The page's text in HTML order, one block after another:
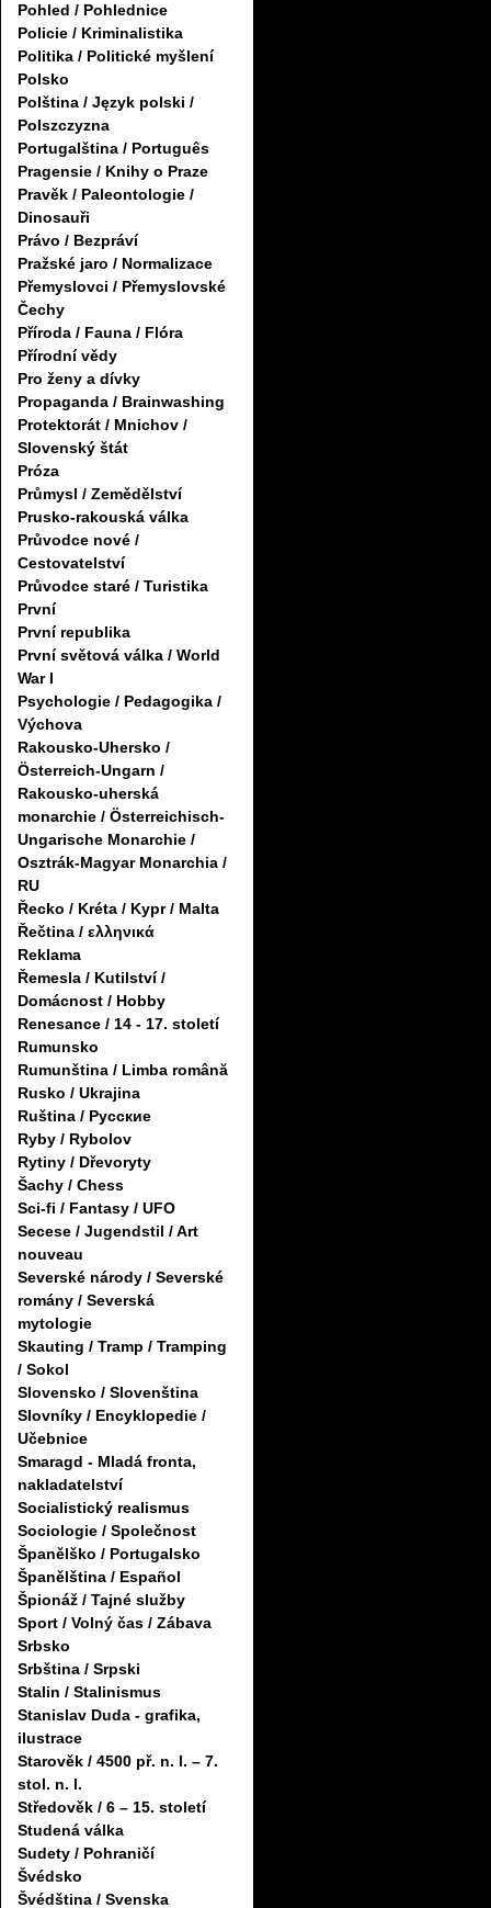
Pohled / Pohlednice
Policie / Kriminalistika
Politika / Politické myšlení
Polsko
Polština / Język polski /
Polszczyzna
Portugalština / Português
Pragensie / Knihy o Praze
Pravěk / Paleontologie /
Dinosauři
Právo / Bezpráví
Pražské jaro / Normalizace
Přemyslovci / Přemyslovské
Čechy
Příroda / Fauna / Flóra
Přírodní vědy
Pro ženy a dívky
Propaganda / Brainwashing
Protektorát / Mnichov /
Slovenský štát
Próza
Průmysl / Zemědělství
Prusko-rakouská válka
Průvodce nové /
Cestovatelství
Průvodce staré / Turistika
První
První republika
První světová válka / World
War I
Psychologie / Pedagogika /
Výchova
Rakousko-Uhersko /
Österreich-Ungarn /
Rakousko-uherská
monarchie / Österreichisch-
Ungarische Monarchie /
Osztrák-Magyar Monarchia /
RU
Řecko / Kréta / Kypr / Malta
Řečtina / ελληνικά
Reklama
Řemesla / Kutilství /
Domácnost / Hobby
Renesance / 14 - 17. století
Rumunsko
Rumunština / Limba română
Rusko / Ukrajina
Ruština / Русские
Ryby / Rybolov
Rytiny / Dřevoryty
Šachy / Chess
Sci-fi / Fantasy / UFO
Secese / Jugendstil / Art
nouveau
Severské národy / Severské
romány / Severská
mytologie
Skauting / Tramp / Tramping
/ Sokol
Slovensko / Slovenština
Slovníky / Encyklopedie /
Učebnice
Smaragd - Mladá fronta,
nakladatelství
Socialistický realismus
Sociologie / Společnost
Španělško / Portugalsko
Španělština / Español
Špionáž / Tajné služby
Sport / Volný čas / Zábava
Srbsko
Srbština / Srpski
Stalin / Stalinismus
Stanislav Duda - grafika,
ilustrace
Starověk / 4500 př. n. l. – 7.
stol. n. l.
Středověk / 6 – 15. století
Studená válka
Sudety / Pohraničí
Švédsko
Švédština / Svenska